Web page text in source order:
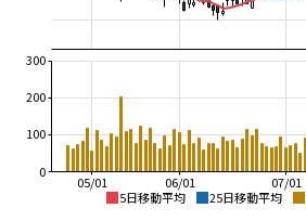
5日移動平均 25日移動平均
07/01
06/01
05/01
0
100
200
300